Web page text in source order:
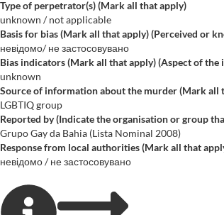
Type of perpetrator(s) (Mark all that apply)
unknown / not applicable
Basis for bias (Mark all that apply) (Perceived or
невідомо/ не застосовувано
Bias indicators (Mark all that apply) (Aspect of
unknown
Source of information about the murder (Mark all
LGBTIQ group
Reported by (Indicate the organisation or group
Grupo Gay da Bahia (Lista Nominal 2008)
Response from local authorities (Mark all that
невідомо / не застосовувано